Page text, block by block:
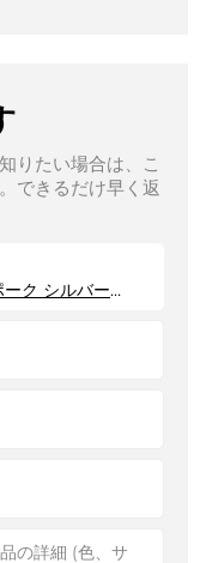
りたい場合は、こ
できるだけ早く返
19インチ 8 X 114.3mm マルチスポーク シルバー＆ブラックカラーホイール